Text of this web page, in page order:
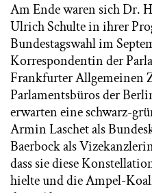
Am Ende waren sich Dr.
Ulrich Schulte in ihrer
Bundestagswahl im
Korrespondentin der
Frankfurter Allgemeinen
Parlamentsbüros der
erwarten eine schwarz-
Armin Laschet als
Baerbock als
dass sie diese
hielte und die Ampel-